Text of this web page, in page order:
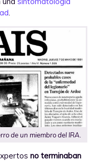
.
de un miembro del IRA.
no terminaban